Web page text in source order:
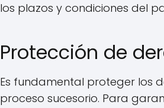
los plazos y condiciones del
Protección de
Es fundamental proteger los
proceso sucesorio. Para